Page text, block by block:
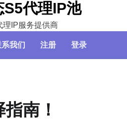
代理IP池
理IP服务提供商
我们 注册 登录
南！